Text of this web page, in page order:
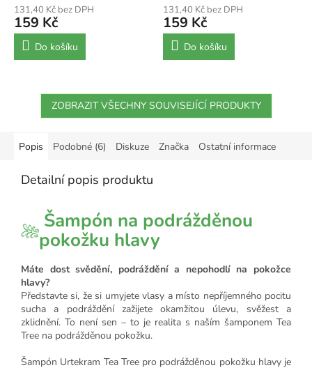
131,40 Kč bez DPH
159 Kč
Do košíku
131,40 Kč bez DPH
159 Kč
Do košíku
ZOBRAZIT VŠECHNY SOUVISEJÍCÍ PRODUKTY
Popis Podobné (6) Diskuze Značka Ostatní informace
Detailní popis produktu
Šampón na podrážděnou
pokožku hlavy
Máte dost svědění, podráždění a nepohodlí na pokožce
hlavy?
Představte si, že si umyjete vlasy a místo nepříjemného pocitu
sucha a podráždění zažijete okamžitou úlevu, svěžest a
zklidnění. To není sen – to je realita s naším šamponem Tea
Tree na podrážděnou pokožku.
Šampón Urtekram Tea Tree pro podrážděnou pokožku hlavy je